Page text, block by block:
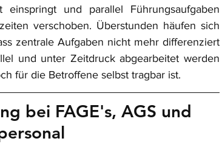
und parallel Führungsaufgaben
verschoben. Überstunden häufen sich
zentrale Aufgaben nicht mehr differenziert
und unter Zeitdruck abgearbeitet werden
für die Betroffene selbst tragbar ist.
bei FAGE's, AGS und